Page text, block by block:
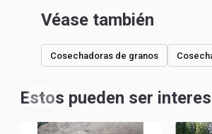
Véase también
Cosechadoras de granos
Estos pueden ser